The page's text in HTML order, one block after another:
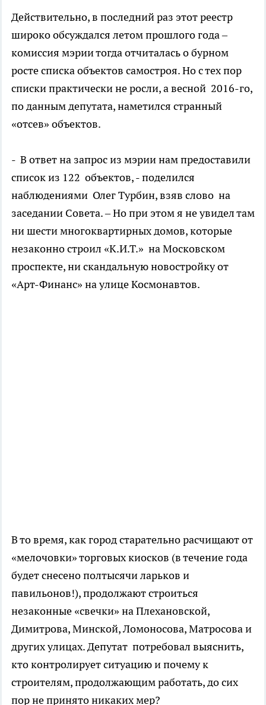
Действительно, в последний раз этот реестр
широко обсуждался летом прошлого года –
комиссия мэрии тогда отчиталась о бурном
росте списка объектов самостроя. Но с тех пор
списки практически не росли, а весной 2016-го,
по данным депутата, наметился странный
«отсев» объектов.
- В ответ на запрос из мэрии нам предоставили
список из 122 объектов, - поделился
наблюдениями Олег Турбин, взяв слово на
заседании Совета. – Но при этом я не увидел там
ни шести многоквартирных домов, которые
незаконно строил «К.И.Т.» на Московском
проспекте, ни скандальную новостройку от
«Арт-Финанс» на улице Космонавтов.
В то время, как город старательно расчищают от
«мелочовки» торговых киосков (в течение года
будет снесено полтысячи ларьков и
павильонов!), продолжают строиться
незаконные «свечки» на Плехановской,
Димитрова, Минской, Ломоносова, Матросова и
других улицах. Депутат потребовал выяснить,
кто контролирует ситуацию и почему к
строителям, продолжающим работать, до сих
пор не принято никаких мер?